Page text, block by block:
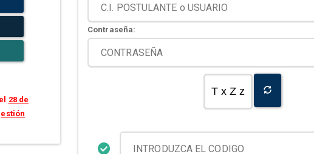
28 de
Contraseña:
T x Z z